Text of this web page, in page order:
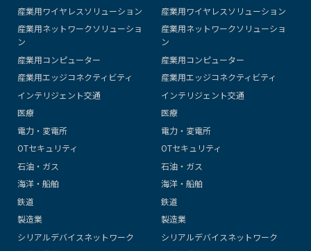
産業用ワイヤレスソリューション
産業用ネットワークソリューショ
ン
産業用コンピューター
産業用エッジコネクティビティ
インテリジェント交通
医療
電力・変電所
OTセキュリティ
石油・ガス
海洋・船舶
鉄道
製造業
シリアルデバイスネットワーク
産業用ワイヤレスソリューション
産業用ネットワークソリューショ
ン
産業用コンピューター
産業用エッジコネクティビティ
インテリジェント交通
医療
電力・変電所
OTセキュリティ
石油・ガス
海洋・船舶
鉄道
製造業
シリアルデバイスネットワーク